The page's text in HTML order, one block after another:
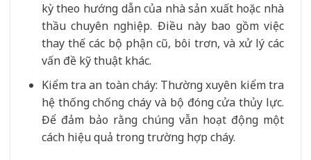
kỳ theo hướng dẫn của nhà sản xuất hoặc nhà
thầu chuyên nghiệp. Điều này bao gồm việc
thay thế các bộ phận cũ, bôi trơn, và xử lý các
vấn đề kỹ thuật khác.
Kiểm tra an toàn cháy: Thường xuyên kiểm tra
hệ thống chống cháy và bộ đóng cửa thủy lực.
Để đảm bảo rằng chúng vẫn hoạt động một
cách hiệu quả trong trường hợp cháy.